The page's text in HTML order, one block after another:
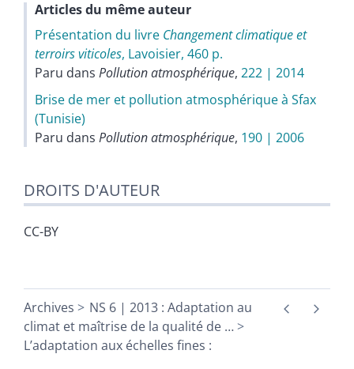
Articles du même auteur
Présentation du livre Changement climatique et
terroirs viticoles, Lavoisier, 460 p.
Paru dans Pollution atmosphérique, 222 | 2014
Brise de mer et pollution atmosphérique à Sfax
(Tunisie)
Paru dans Pollution atmosphérique, 190 | 2006
DROITS D'AUTEUR
CC-BY
Archives
NS 6 | 2013 : Adaptation au
climat et maîtrise de la qualité de …
L’adaptation aux échelles fines :